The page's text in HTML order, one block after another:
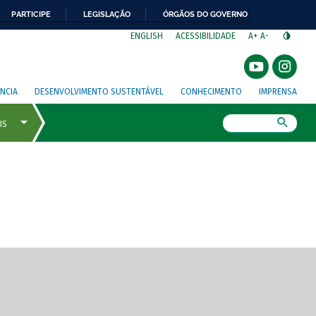
PARTICIPE LEGISLAÇÃO ÓRGÃOS DO GOVERNO
ENGLISH ACESSIBILIDADE A+ A-
DESENVOLVIMENTO SUSTENTÁVEL CONHECIMENTO IMPRENSA
de tela